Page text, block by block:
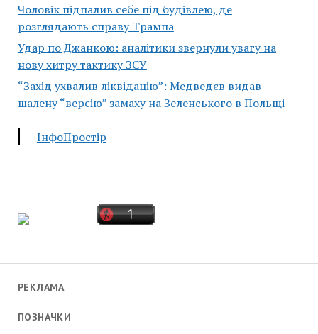
Чоловік підпалив себе під будівлею, де
розглядають справу Трампа
Удар по Джанкою: аналітики звернули увагу на
нову хитру тактику ЗСУ
“Захід ухвалив ліквідацію”: Медведєв видав
шалену “версію” замаху на Зеленського в Польщі
ІнфоПростір
РЕКЛАМА
ПОЗНАЧКИ